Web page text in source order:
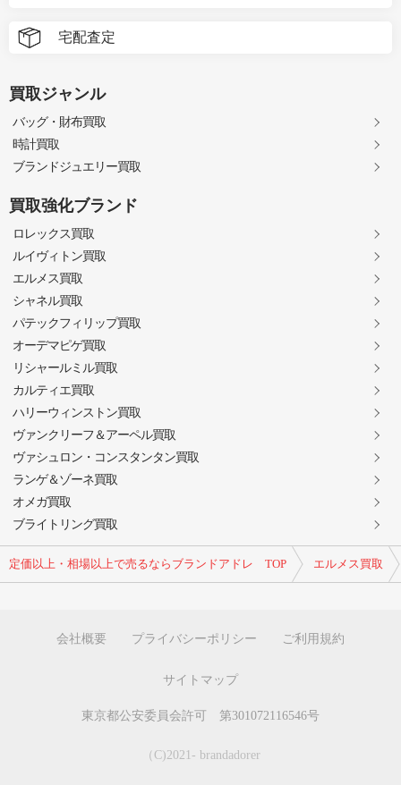
定価以上・相場以上で売るならブランドアドレ TOP エルメス買取
宅配査定
買取ジャンル
バッグ・財布買取
時計買取
ブランドジュエリー買取
買取強化ブランド
ロレックス買取
ルイヴィトン買取
エルメス買取
シャネル買取
パテックフィリップ買取
オーデマピゲ買取
リシャールミル買取
カルティエ買取
ハリーウィンストン買取
ヴァンクリーフ＆アーペル買取
ヴァシュロン・コンスタンタン買取
ランゲ＆ゾーネ買取
オメガ買取
ブライトリング買取
会社概要 プライバシーポリシー ご利用規約
サイトマップ
東京都公安委員会許可 第301072116546号
（C)2021- brandadorer